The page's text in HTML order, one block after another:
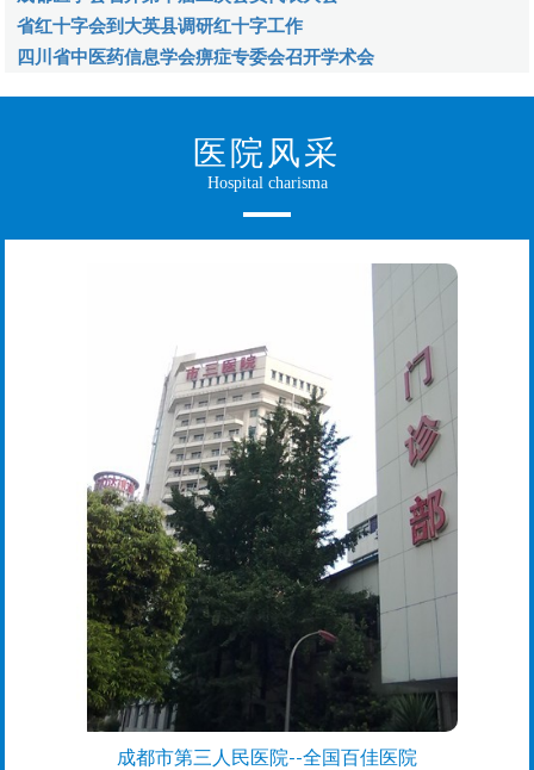
省红十字会到大英县调研红十字工作
四川省中医药信息学会痹症专委会召开学术会
医院风采
Hospital charisma
成都市第三人民医院--全国百佳医院